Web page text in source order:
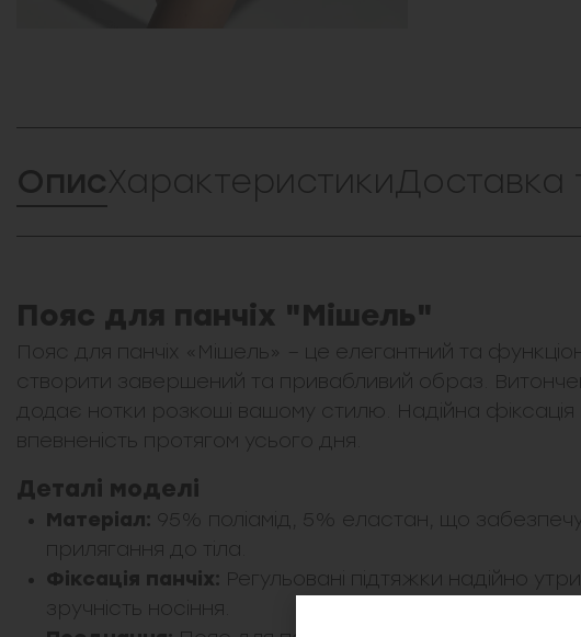
ОписХарактеристикиДоставка
Пояс для панчіх "Мішель"
Пояс для панчіх «Мішель» – це елегантний та
створити завершений та привабливий образ.
додає нотки розкоші вашому стилю. Надійна фіксація
впевненість протягом усього дня.
Деталі моделі
Матеріал: 95% поліамід, 5% еластан, що
прилягання до тіла.
Фіксація панчіх: Регульовані підтяжки надійно
зручність носіння.